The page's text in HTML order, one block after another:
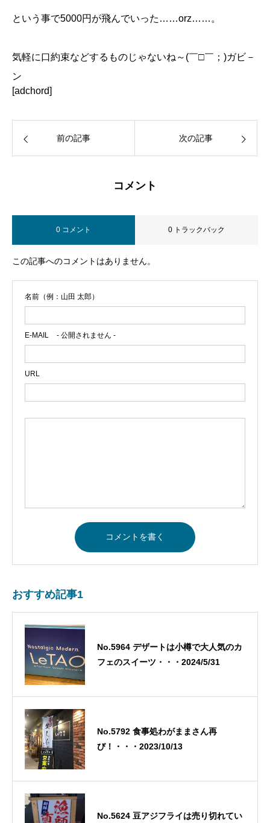
という事で5000円が飛んでいった……orz……。
気軽に口約束などするものじゃないね～(￣□￣；)ガビ－
ン
[adchord]
前の記事 次の記事
コメント
0 コメント 0 トラックバック
この記事へのコメントはありません。
名前（例：山田 太郎）
E-MAIL - 公開されません -
URL
おすすめ記事1
No.5964 デザートは小樽で大人気のカ
フェのスイーツ・・・2024/5/31
No.5792 食事処わがままさん再
び！・・・2023/10/13
No.5624 豆アジフライは売り切れてい